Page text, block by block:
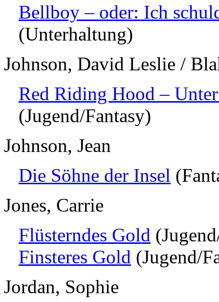
Bellboy – oder: Ich
(Unterhaltung)
Johnson, David Leslie /
Red Riding Hood –
(Jugend/Fantasy)
Johnson, Jean
Die Söhne der Insel
Jones, Carrie
Flüsterndes Gold
Finsteres Gold (Jugend/
Jordan, Sophie